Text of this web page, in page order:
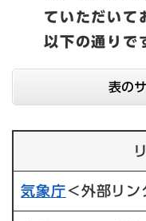
ていただいて
以下の通りで
表の
気象庁＜外部リン